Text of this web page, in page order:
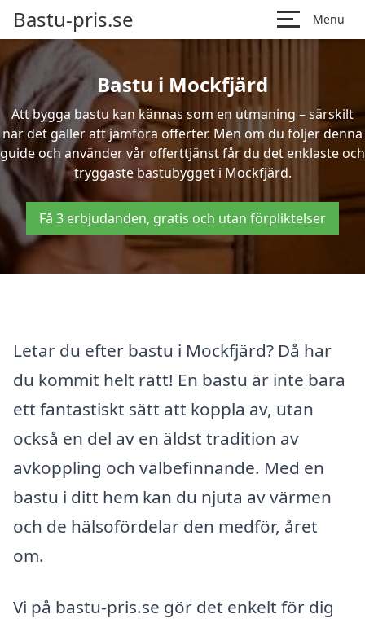
Bastu-pris.se Menu
Bastu i Mockfjärd
Att bygga bastu kan kännas som en utmaning – särskilt
när det gäller att jämföra offerter. Men om du följer denna
guide och använder vår offerttjänst får du det enklaste och
tryggaste bastubygget i Mockfjärd.
Få 3 erbjudanden, gratis och utan förpliktelser
Letar du efter bastu i Mockfjärd? Då har
du kommit helt rätt! En bastu är inte bara
ett fantastiskt sätt att koppla av, utan
också en del av en äldst tradition av
avkoppling och välbefinnande. Med en
bastu i ditt hem kan du njuta av värmen
och de hälsofördelar den medför, året
om.
Vi på bastu-pris.se gör det enkelt för dig